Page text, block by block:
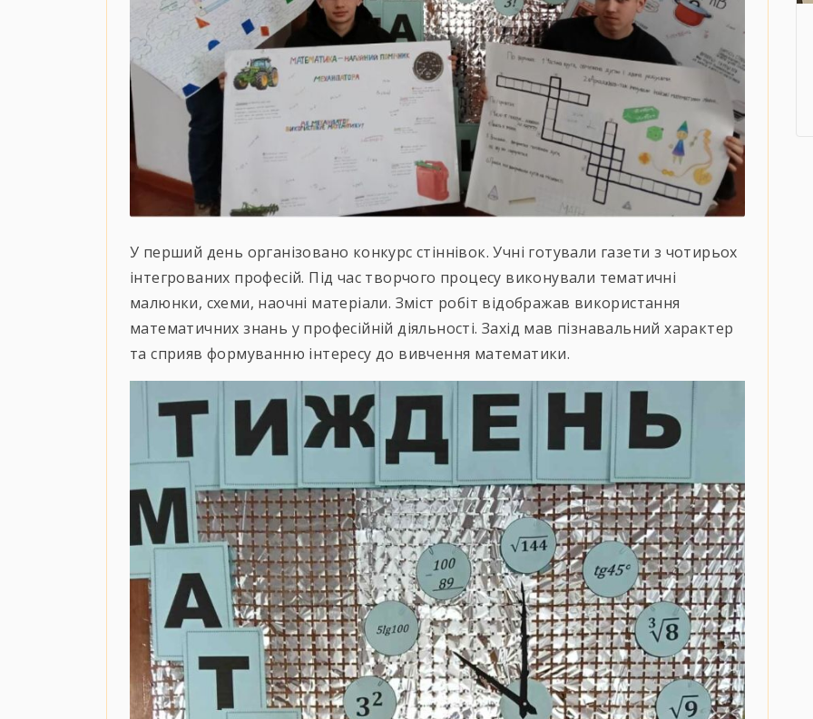
У перший день організовано конкурс стіннівок. Учні готували газети з чотирьох
інтегрованих професій. Під час творчого процесу виконували тематичні
малюнки, схеми, наочні матеріали. Зміст робіт відображав використання
математичних знань у професійній діяльності. Захід мав пізнавальний характер
та сприяв формуванню інтересу до вивчення математики.